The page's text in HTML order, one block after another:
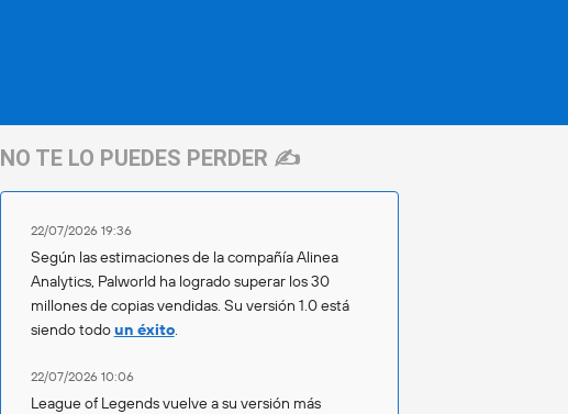
NO TE LO PUEDES PERDER ✍️
22/07/2026 19:36
Según las estimaciones de la compañía Alinea
Analytics, Palworld ha logrado superar los 30
millones de copias vendidas. Su versión 1.0 está
siendo todoun éxito.
22/07/2026 10:06
League of Legends vuelve a su versión más